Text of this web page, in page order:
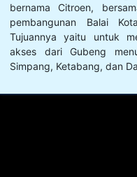
bernama Citroen,
pembangunan Balai
Tujuannya yaitu untuk
akses dari Gubeng
Simpang, Ketabang, dan